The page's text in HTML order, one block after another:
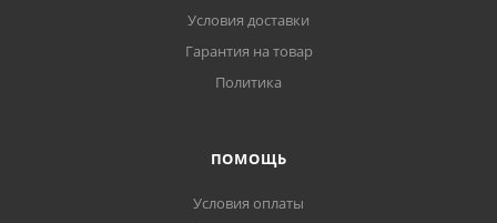
Условия доставки
Гарантия на товар
Политика
ПОМОЩЬ
Условия оплаты